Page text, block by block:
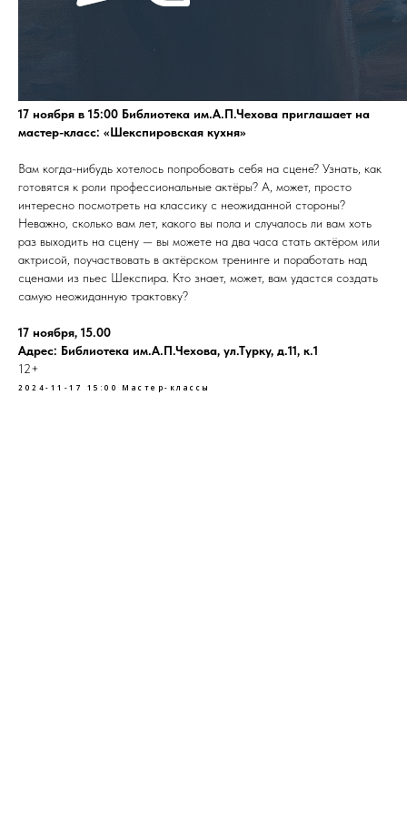
17 ноября в 15:00 Библиотека им.А.П.Чехова приглашает на
мастер-класс: «Шекспировская кухня»
Вам когда-нибудь хотелось попробовать себя на сцене? Узнать, как
готовятся к роли профессиональные актёры? А, может, просто
интересно посмотреть на классику с неожиданной стороны?
Неважно, сколько вам лет, какого вы пола и случалось ли вам хоть
раз выходить на сцену — вы можете на два часа стать актёром или
актрисой, поучаствовать в актёрском тренинге и поработать над
сценами из пьес Шекспира. Кто знает, может, вам удастся создать
самую неожиданную трактовку?
17 ноября, 15.00
Адрес: Библиотека им.А.П.Чехова, ул.Турку, д.11, к.1
12+
2024-11-17 15:00 Мастер-классы